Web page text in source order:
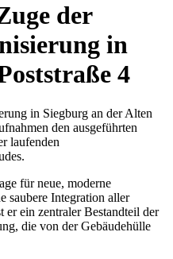
der
in
4
in Siegburg an der Alten
den ausgeführten
laufenden
für neue, moderne
saubere Integration aller
er ein zentraler Bestandteil der
die von der Gebäudehülle